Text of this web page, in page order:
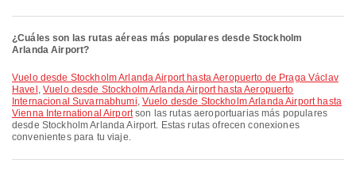
¿Cuáles son las rutas aéreas más populares desde Stockholm
Arlanda Airport?
Vuelo desde Stockholm Arlanda Airport hasta Aeropuerto de Praga Václav
Havel , Vuelo desde Stockholm Arlanda Airport hasta Aeropuerto
Internacional Suvarnabhumi, Vuelo desde Stockholm Arlanda Airport hasta
Vienna International Airportson las rutas aeroportuarias más populares
desde Stockholm Arlanda Airport. Estas rutas ofrecen conexiones
convenientes para tu viaje.